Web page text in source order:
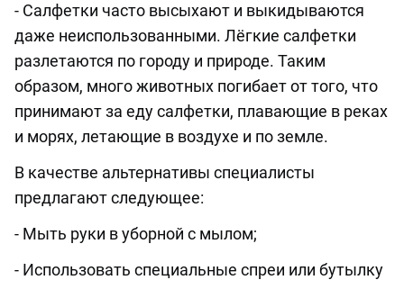
- Салфетки часто высыхают и выкидываются
даже неиспользованными. Лёгкие салфетки
разлетаются по городу и природе. Таким
образом, много животных погибает от того, что
принимают за еду салфетки, плавающие в реках
и морях, летающие в воздухе и по земле.
В качестве альтернативы специалисты
предлагают следующее:
- Мыть руки в уборной с мылом;
- Использовать специальные спреи или бутылку